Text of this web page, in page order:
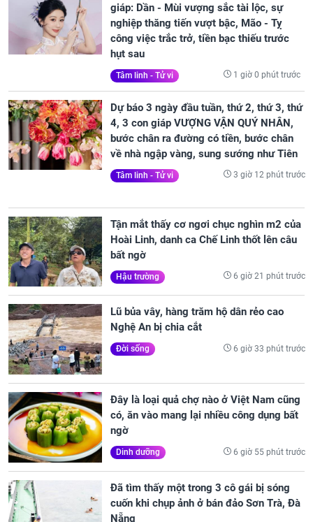
giáp: Dần - Mùi vượng sắc tài lộc, sự
nghiệp thăng tiến vượt bậc, Mão - Tỵ
công việc trắc trở, tiền bạc thiếu trước
hụt sau
Tâm linh - Tử vi 1 giờ 0 phút trước
Dự báo 3 ngày đầu tuần, thứ 2, thứ 3, thứ
4, 3 con giáp VƯỢNG VẬN QUÝ NHÂN,
bước chân ra đường có tiền, bước chân
về nhà ngập vàng, sung sướng như Tiên
Tâm linh - Tử vi 3 giờ 12 phút trước
Tận mắt thấy cơ ngơi chục nghìn m2 của
Hoài Linh, danh ca Chế Linh thốt lên câu
bất ngờ
Hậu trường 6 giờ 21 phút trước
Lũ bủa vây, hàng trăm hộ dân rẻo cao
Nghệ An bị chia cắt
Đời sống 6 giờ 33 phút trước
Đây là loại quả chợ nào ở Việt Nam cũng
có, ăn vào mang lại nhiều công dụng bất
ngờ
Dinh dưỡng 6 giờ 55 phút trước
Đã tìm thấy một trong 3 cô gái bị sóng
cuốn khi chụp ảnh ở bán đảo Sơn Trà, Đà
Nẵng